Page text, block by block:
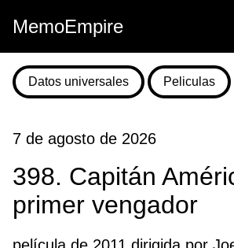
MemoEmpire
Datos universales Peliculas
7 de agosto de 2026
398. Capitán
primer vengador